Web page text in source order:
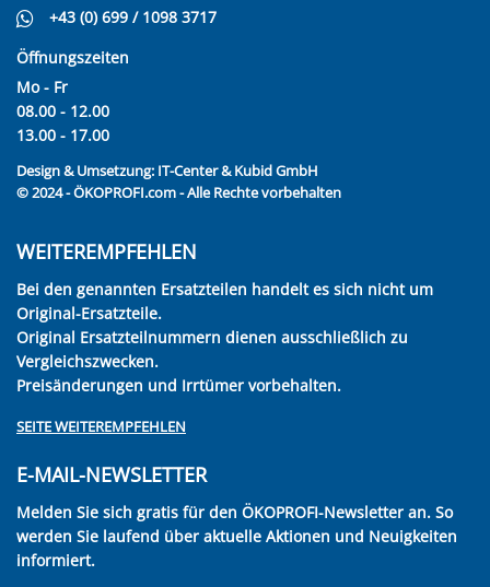
+43 (0) 699 / 1098 3717
Öffnungszeiten
Mo - Fr
08.00 - 12.00
13.00 - 17.00
Design & Umsetzung: IT-Center & Kubid GmbH
© 2024 - ÖKOPROFI.com - Alle Rechte vorbehalten
WEITEREMPFEHLEN
Bei den genannten Ersatzteilen handelt es sich nicht um
Original-Ersatzteile.
Original Ersatzteilnummern dienen ausschließlich zu
Vergleichszwecken.
Preisänderungen und Irrtümer vorbehalten.
SEITE WEITEREMPFEHLEN
E-MAIL-NEWSLETTER
Melden Sie sich gratis für den ÖKOPROFI-Newsletter an. So
werden Sie laufend über aktuelle Aktionen und Neuigkeiten
informiert.